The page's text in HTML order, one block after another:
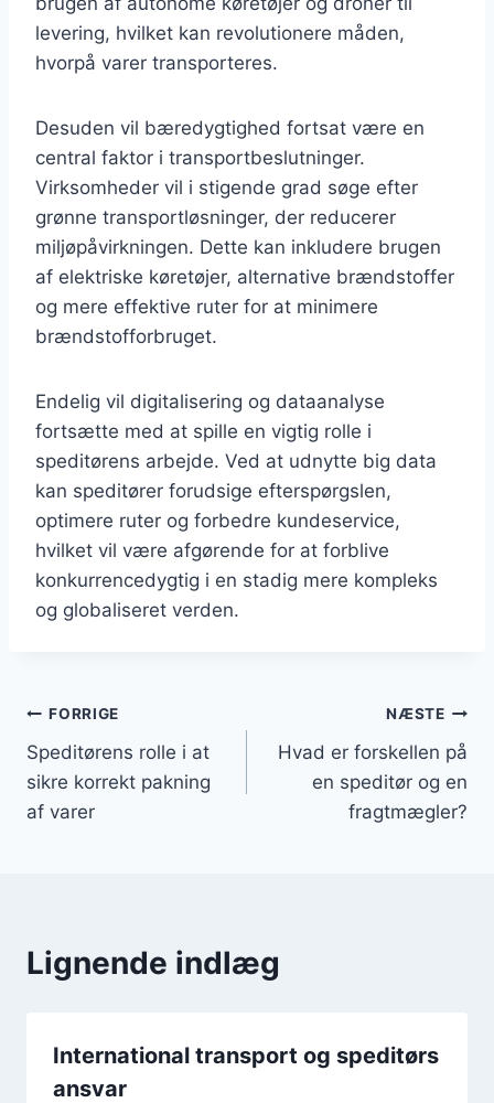
levering, hvilket kan revolutionere måden,
hvorpå varer transporteres.
Desuden vil bæredygtighed fortsat være en
central faktor i transportbeslutninger.
Virksomheder vil i stigende grad søge efter
grønne transportløsninger, der reducerer
miljøpåvirkningen. Dette kan inkludere brugen
af elektriske køretøjer, alternative brændstoffer
og mere effektive ruter for at minimere
brændstofforbruget.
Endelig vil digitalisering og dataanalyse
fortsætte med at spille en vigtig rolle i
speditørens arbejde. Ved at udnytte big data
kan speditører forudsige efterspørgslen,
optimere ruter og forbedre kundeservice,
hvilket vil være afgørende for at forblive
konkurrencedygtig i en stadig mere kompleks
og globaliseret verden.
Indlægsnavigation
FORRIGE
Speditørens rolle i at
sikre korrekt pakning
af varer
NÆSTE
Hvad er forskellen på
en speditør og en
fragtmægler?
Lignende indlæg
International transport og speditørs
ansvar